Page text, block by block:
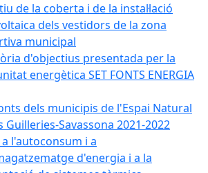
de la coberta i de la instal·lació
dels vestidors de la zona
municipal
d'objectius presentada per la
energètica SET FONTS ENERGIA
dels municipis de l'Espai Natural
Guilleries-Savassona 2021-2022
l'autoconsum i a
d'energia i a la